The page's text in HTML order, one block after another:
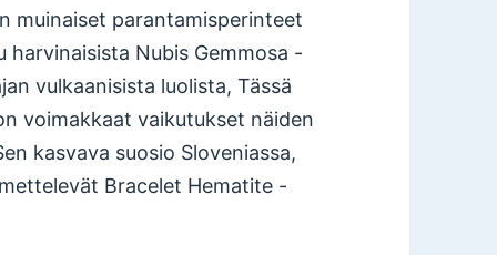
muinaiset parantamisperinteet
Nubis Gemmosa -
vulkaanisista luolista, Tässä
voimakkaat vaikutukset näiden
kasvava suosio Sloveniassa,
Bracelet Hematite -